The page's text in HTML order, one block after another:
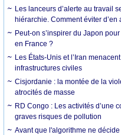
Les lanceurs d’alerte au travail
hiérarchie. Comment éviter d’en
Peut-on s’inspirer du Japon
en France ?
Les États-Unis et l’Iran
infrastructures civiles
Cisjordanie : la montée de la
atrocités de masse
RD Congo : Les activités d’une
graves risques de pollution
Avant que l'algorithme ne